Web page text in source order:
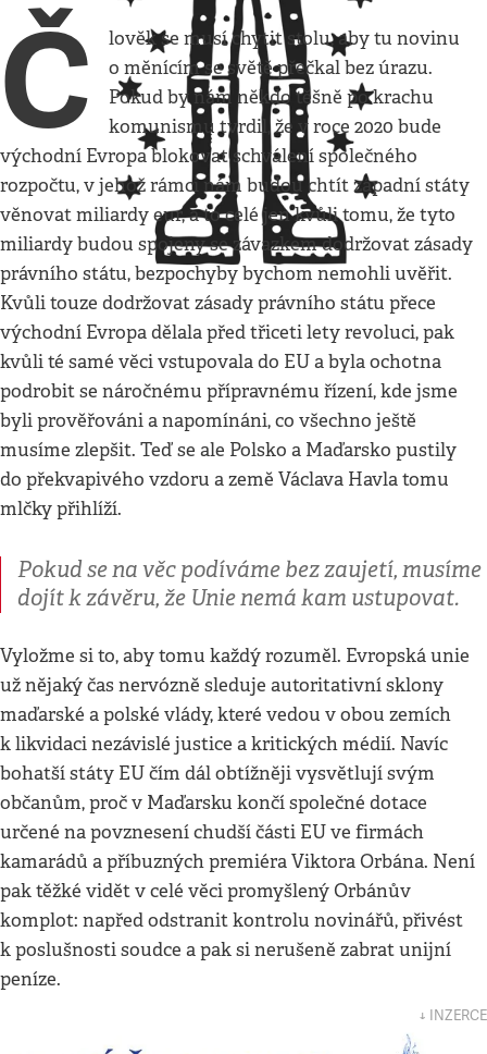
Č
lověk se musí chytit stolu, aby tu novinu
o měnícím se světě přečkal bez úrazu.
Pokud by nám někdo těšně po krachu
komunismu tvrdil, že v roce 2020 bude
východní Evropa blokovat schválení společného
rozpočtu, v jehož rámci nám budou chtít západní státy
věnovat miliardy eur, a to celé jen kvůli tomu, že tyto
miliardy budou spojeny se závazkem dodržovat zásady
právního státu, bezpochyby bychom nemohli uvěřit.
Kvůli touze dodržovat zásady právního státu přece
východní Evropa dělala před třiceti lety revoluci, pak
kvůli té samé věci vstupovala do EU a byla ochotna
podrobit se náročnému přípravnému řízení, kde jsme
byli prověřováni a napomínáni, co všechno ještě
musíme zlepšit. Teď se ale Polsko a Maďarsko pustily
do překvapivého vzdoru a země Václava Havla tomu
mlčky přihlíží.
Pokud se na věc podíváme bez zaujetí, musíme
dojít k závěru, že Unie nemá kam ustupovat.
Vyložme si to, aby tomu každý rozuměl. Evropská unie
už nějaký čas nervózně sleduje autoritativní sklony
maďarské a polské vlády, které vedou v obou zemích
k likvidaci nezávislé justice a kritických médií. Navíc
bohatší státy EU čím dál obtížněji vysvětlují svým
občanům, proč v Maďarsku končí společné dotace
určené na povznesení chudší části EU ve firmách
kamarádů a příbuzných premiéra Viktora Orbána. Není
pak těžké vidět v celé věci promyšlený Orbánův
komplot: napřed odstranit kontrolu novinářů, přivést
k poslušnosti soudce a pak si nerušeně zabrat unijní
peníze.
↓ INZERCE